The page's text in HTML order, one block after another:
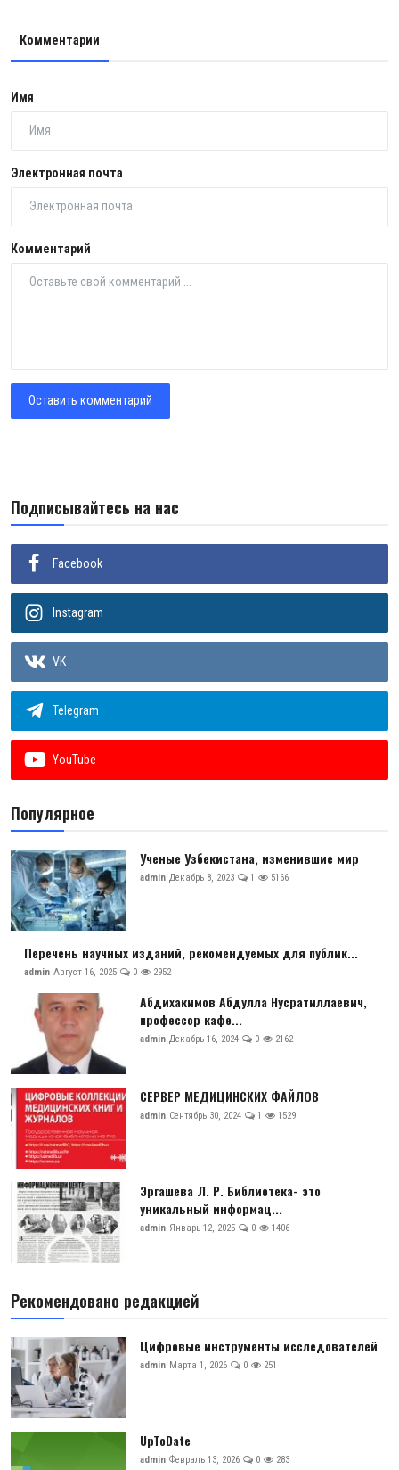
Комментарии
Имя
Электронная почта
Комментарий
Оставить комментарий
Подписывайтесь на нас
Facebook
Instagram
VK
Telegram
YouTube
Популярное
Ученые Узбекистана, изменившие мир
admin Декабрь 8, 2023 1 5166
Перечень научных изданий, рекомендуемых для публик...
admin Август 16, 2025 0 2952
Абдихакимов Абдулла Нусратиллаевич,
профессор кафе...
admin Декабрь 16, 2024 0 2162
СЕРВЕР МЕДИЦИНСКИХ ФАЙЛОВ
admin Сентябрь 30, 2024 1 1529
Эргашева Л. Р. Библиотека- это
уникальный информац...
admin Январь 12, 2025 0 1406
Рекомендовано редакцией
Цифровые инструменты исследователей
admin Марта 1, 2026 0 251
UpToDate
admin Февраль 13, 2026 0 283